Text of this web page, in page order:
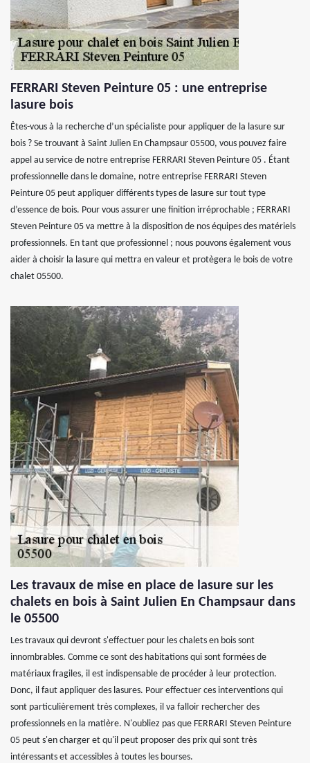
FERRARI Steven Peinture 05 : une entreprise
lasure bois
Êtes-vous à la recherche d’un spécialiste pour appliquer de la lasure sur
bois ? Se trouvant à Saint Julien En Champsaur 05500, vous pouvez faire
appel au service de notre entreprise FERRARI Steven Peinture 05 . Étant
professionnelle dans le domaine, notre entreprise FERRARI Steven
Peinture 05 peut appliquer différents types de lasure sur tout type
d’essence de bois. Pour vous assurer une finition irréprochable ; FERRARI
Steven Peinture 05 va mettre à la disposition de nos équipes des matériels
professionnels. En tant que professionnel ; nous pouvons également vous
aider à choisir la lasure qui mettra en valeur et protègera le bois de votre
chalet 05500.
Les travaux de mise en place de lasure sur les
chalets en bois à Saint Julien En Champsaur dans
le 05500
Les travaux qui devront s'effectuer pour les chalets en bois sont
innombrables. Comme ce sont des habitations qui sont formées de
matériaux fragiles, il est indispensable de procéder à leur protection.
Donc, il faut appliquer des lasures. Pour effectuer ces interventions qui
sont particulièrement très complexes, il va falloir rechercher des
professionnels en la matière. N'oubliez pas que FERRARI Steven Peinture
05 peut s'en charger et qu'il peut proposer des prix qui sont très
intéressants et accessibles à toutes les bourses.